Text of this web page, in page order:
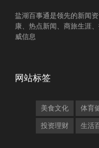
盐湖百事通是领先的新闻
康、热点新闻、商旅生涯
威信息
网站标签
美食文化 体育
投资理财 生活